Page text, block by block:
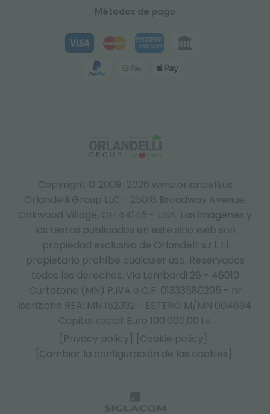
Copyright © 2009-2026 www.orlandelli.us
Orlandelli Group LLC - 25018 Broadway Avenue,
Oakwood Village, OH 44146 - USA. Las imágenes y
los textos publicados en este sitio web son
propiedad exclusiva de Orlandelli s.r.l. El
propietario prohíbe cualquier uso. Reservados
todos los derechos. Via Lombardi 26 - 46010
Curtatone (MN) P.IVA e C.F. 01333580205 - nr
iscrizione REA: MN 152392 - ESTERO M/MN 004894
Capital social: Euro 100.000,00 i.v.
[Privacy policy]
[Cookie policy]
[Cambiar la configuración de las cookies]
Métodos de pago